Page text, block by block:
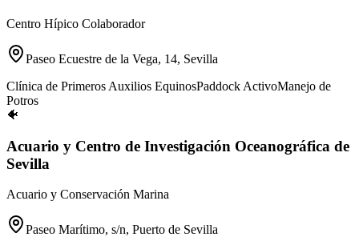
Centro Hípico Colaborador
Paseo Ecuestre de la Vega, 14, Sevilla
Clínica de Primeros Auxilios EquinosPaddock ActivoManejo de
Potros
🐠
Acuario y Centro de Investigación Oceanográfica de
Sevilla
Acuario y Conservación Marina
Paseo Marítimo, s/n, Puerto de Sevilla